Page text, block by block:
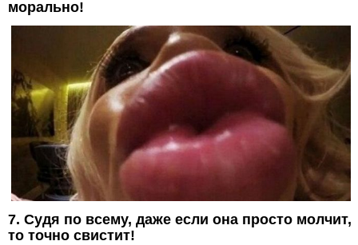
морально!
7. Судя по всему, даже если она просто молчит,
то точно свистит!